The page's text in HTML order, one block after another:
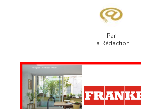
Par
La Rédaction